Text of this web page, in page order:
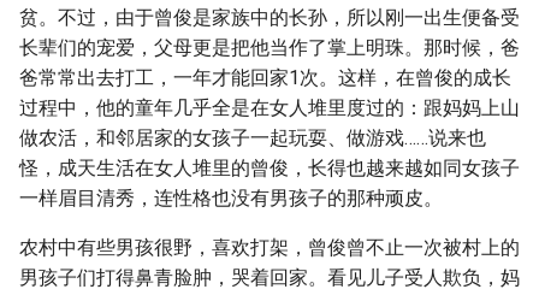
贫。不过，由于曾俊是家族中的长孙，所以刚一出生便备受
长辈们的宠爱，父母更是把他当作了掌上明珠。那时候，爸
爸常常出去打工，一年才能回家1次。这样，在曾俊的成长
过程中，他的童年几乎全是在女人堆里度过的：跟妈妈上山
做农活，和邻居家的女孩子一起玩耍、做游戏……说来也
怪，成天生活在女人堆里的曾俊，长得也越来越如同女孩子
一样眉目清秀，连性格也没有男孩子的那种顽皮。
农村中有些男孩很野，喜欢打架，曾俊曾不止一次被村上的
男孩子们打得鼻青脸肿，哭着回家。看见儿子受人欺负，妈